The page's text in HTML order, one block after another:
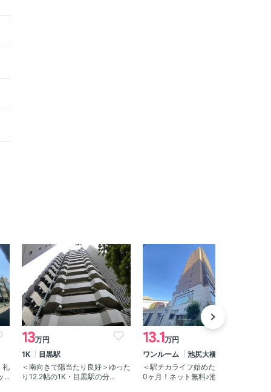
礼
...
13万円
1K
目黒駅
＜南向きで陽当たり良好＞ゆった
り12.2帖の1K・目黒駅の分...
13.1万円
ワンルーム
池尻大橋駅
＜駅チカライフ始めたい！＞礼金
0ヶ月！ネット無料♪池尻大橋駅...